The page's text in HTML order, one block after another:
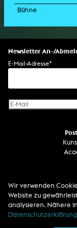
Drehbuch
Setdesign
Soundtrack
Ausstellung
Lichtinstallation
Kunst am Bau
Holografieskulptur
Klanginstallation
Album
Soundeffekte
Generative Kunst
Computerspiel
Benutzerinterface
Virtual Reality
Internet-
Computergrafik
Dissertation
Drehbuch
Buchprojekt
Text
Bühne
Newsletter An-/
E-Mail-Adresse*
Zentrale /
Wachdienst /
Wir verwenden
Website zu
analysieren. Nähere
Datenschutzerklärung